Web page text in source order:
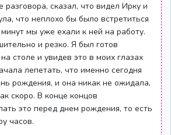
разговора, сказал, что видел Ирку и
что неплохо бы было встретиться
мы уже ехали к ней на работу.
и резко. Я был готов
столе и увидев это в моих глазах
лепетать, что именно сегодня
рождения, и она никак не ожидала,
скоро. В конце концов
это перед днем рождения, то есть
часов.